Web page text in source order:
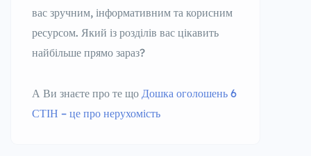
вас зручним, інформативним та корисним
ресурсом. Який із розділів вас цікавить
найбільше прямо зараз?
А Ви знаєте про те що Дошка оголошень 6
СТІН – це про нерухомість